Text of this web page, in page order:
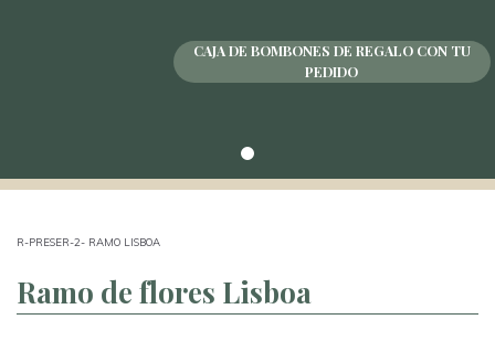
CAJA DE BOMBONES DE REGALO CON TU
PEDIDO
R-PRESER-2- RAMO LISBOA
Ramo de flores Lisboa